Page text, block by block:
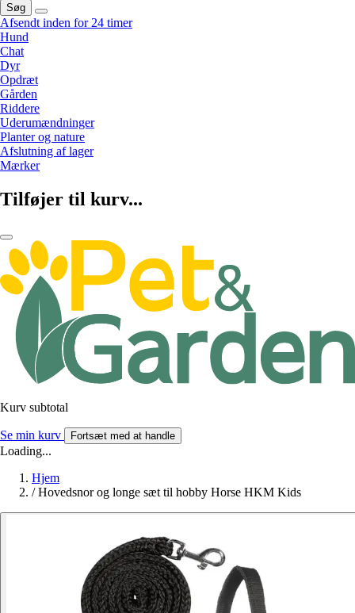
Søg
Afsendt inden for 24 timer
Hund
Chat
Dyr
Opdræt
Gården
Riddere
Uderumændninger
Planter og nature
Afslutning af lager
Mærker
Tilføjer til kurv...
Kurv subtotal
Se min kurv Fortsæt med at handle
Loading...
Hjem
/ Hovedsnor og longe sæt til hobby Horse HKM Kids